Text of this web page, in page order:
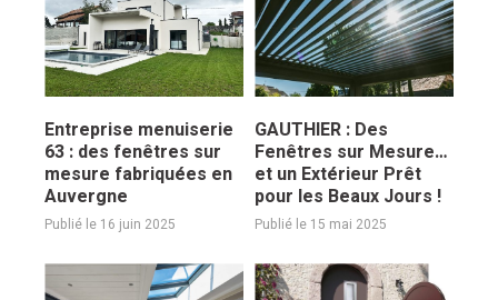
Entreprise menuiserie
63 : des fenêtres sur
mesure fabriquées en
Auvergne
Publié le 16 juin 2025
GAUTHIER : Des
Fenêtres sur Mesure…
et un Extérieur Prêt
pour les Beaux Jours !
Publié le 15 mai 2025